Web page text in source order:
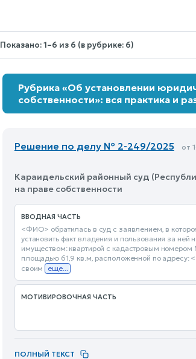
Показано: 1–6 из 6 (в рубрике: 6)
Рубрика «Об установлении
собственности»: вся практика и
Решение по делу № 2-249/2025 от
Караидельский районный суд
на праве собственности
ВВОДНАЯ ЧАСТЬ
<ФИО> обратилась в суд с заявлением, в
установить факт владения и пользования за
имуществом: квартирой с кадастровым
площадью 61,9 кв.м, расположенной по адресу:
своим еще...
МОТИВИРОВОЧНАЯ ЧАСТЬ
ПОЛНЫЙ ТЕКСТ